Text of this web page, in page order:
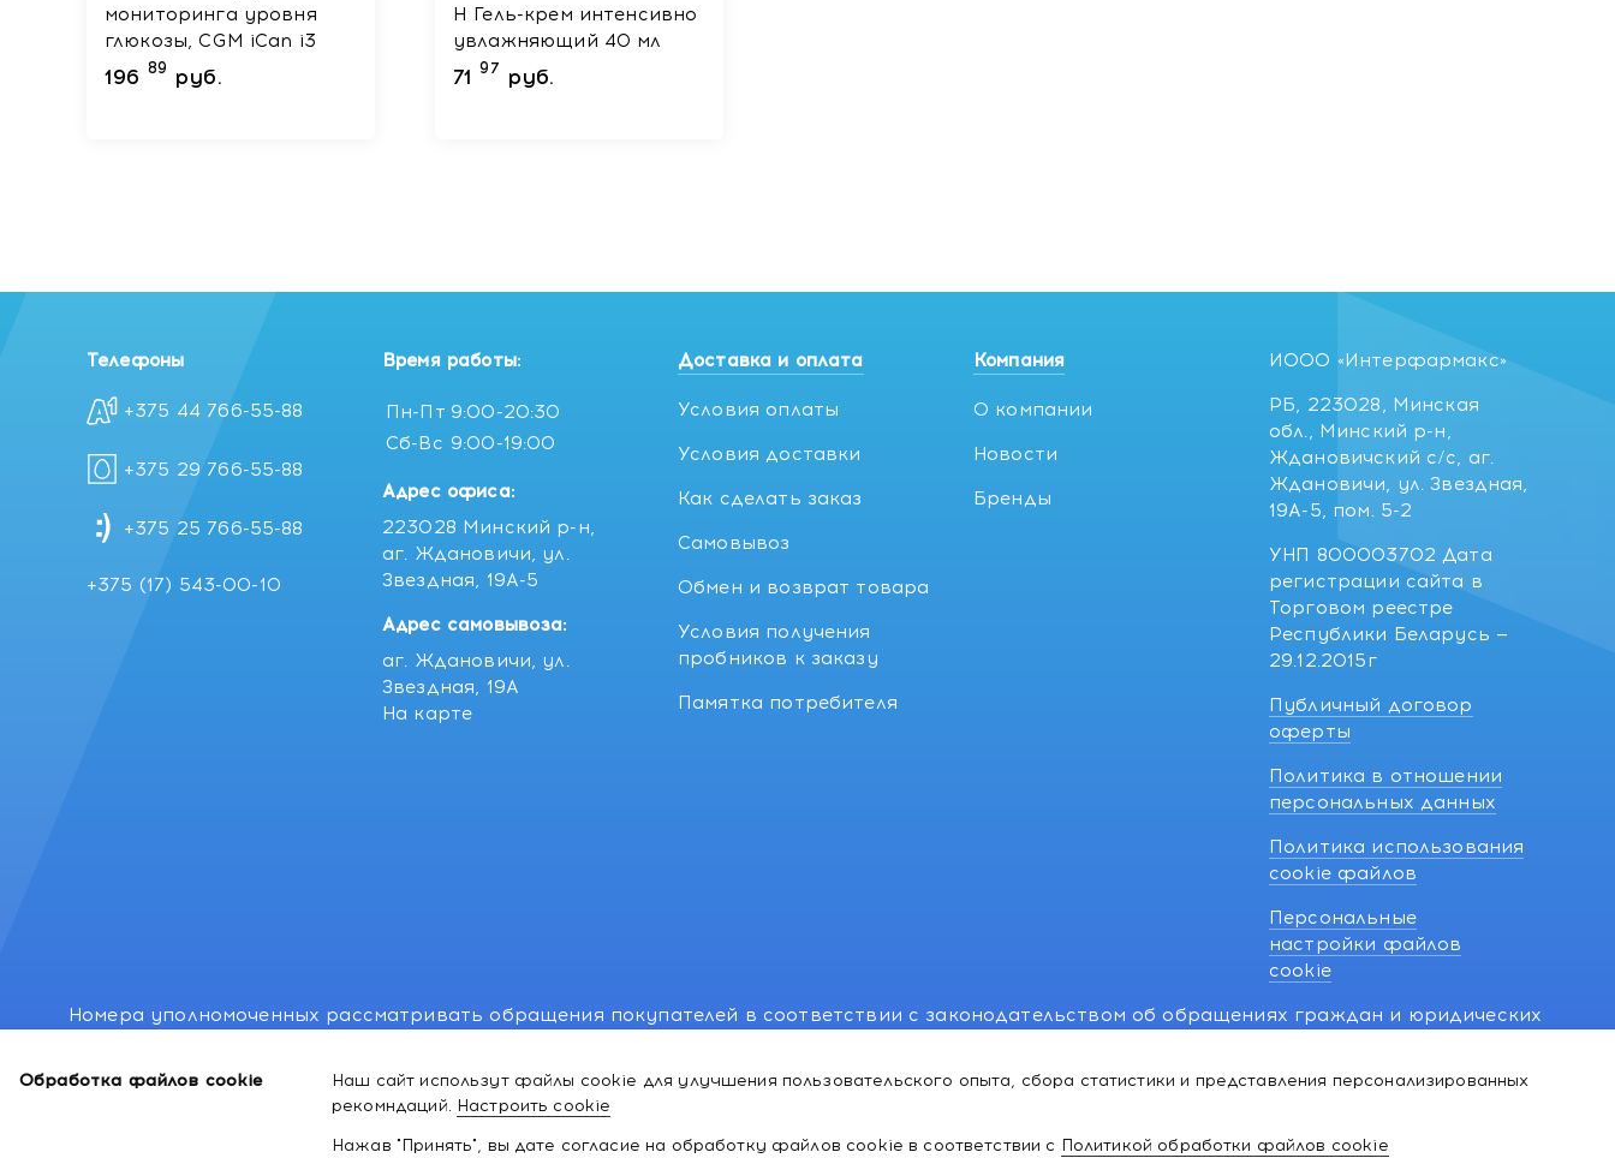
мониторинга уровня
глюкозы, CGM iCan i3
196 89 руб.
H Гель-крем интенсивно
увлажняющий 40 мл
71 97 руб.
Обработка файлов cookie
Наш сайт использут файлы cookie для улучшения пользовательского опыта, сбора статистики и представления персонализированных
рекомндаций. Настроить cookie
Нажав "Принять", вы дате согласие на обработку файлов cookie в соответствии с Политикой обработки файлов cookie
Телефоны
+375 44 766-55-88
+375 29 766-55-88
+375 25 766-55-88
+375 (17) 543-00-10
Время работы:
Пн-Пт 9:00-20:30
Сб-Вс 9:00-19:00
Адрес офиса:
223028 Минский р-н,
аг. Ждановичи, ул.
Звездная, 19А-5
Адрес самовывоза:
аг. Ждановичи, ул.
Звездная, 19А
На карте
Доставка и оплата
Условия оплаты
Условия доставки
Как сделать заказ
Самовывоз
Обмен и возврат товара
Условия получения
пробников к заказу
Памятка потребителя
Компания
О компании
Новости
Бренды
ИООО «Интерфармакс»
РБ, 223028, Минская
обл., Минский р-н,
Ждановичский с/с, аг.
Ждановичи, ул. Звездная,
19А-5, пом. 5-2
УНП 800003702 Дата
регистрации сайта в
Торговом реестре
Республики Беларусь —
29.12.2015г
Публичный договор
оферты
Политика в отношении
персональных данных
Политика использования
cookie файлов
Персональные
настройки файлов
cookie
Номера уполномоченных рассматривать обращения покупателей в соответствии с законодательством об обращениях граждан и юридических
Номер и адрес электронной почты лица, уполномоченного рассматривать обращения покупателей о нарушении их прав, предусмотренных
законодательством о защите прав потребителей:766-55-88 (для всех мобильных операторов), info@kakvapteke.by